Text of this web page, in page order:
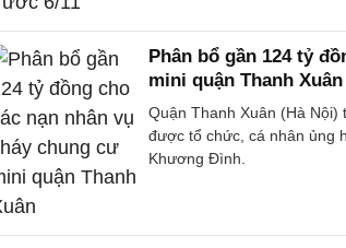
Phân bổ gần 124 tỷ
mini quận Thanh Xuân
Quận Thanh Xuân (Hà
được tổ chức, cá nhân ủng
Khương Đình.